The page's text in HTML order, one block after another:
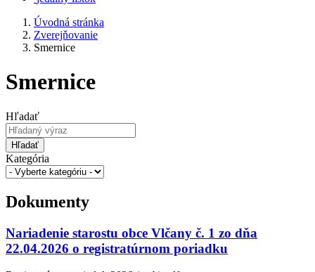
Úvodná stránka
Zverejňovanie
Smernice
Smernice
Hľadať
Hľadať
Kategória
Dokumenty
Nariadenie starostu obce Vlčany č. 1 zo dňa
22.04.2026 o registratúrnom poriadku